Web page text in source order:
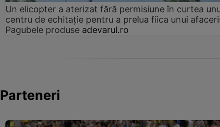
Un elicopter a aterizat fără permisiune în curtea
centru de echitație pentru a prelua fiica unui
Pagubele produse adevarul.ro
Parteneri